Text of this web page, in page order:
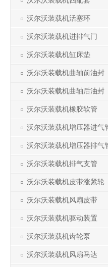
沃尔沃装载机活塞环
沃尔沃装载机进排气门
沃尔沃装载机缸床垫
沃尔沃装载机曲轴前油封
沃尔沃装载机曲轴后油封
沃尔沃装载机橡胶软管
沃尔沃装载机增压器进气
沃尔沃装载机增压器排气
沃尔沃装载机排气支管
沃尔沃装载机皮带涨紧轮
沃尔沃装载机风扇皮带
沃尔沃装载机驱动装置
沃尔沃装载机齿轮泵
沃尔沃装载机风扇马达